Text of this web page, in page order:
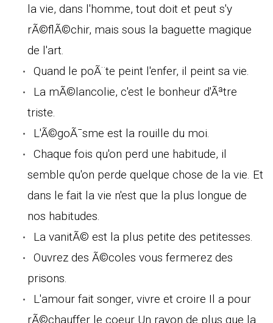
la vie, dans l'homme, tout doit et peut s'y
rÃ©flÃ©chir, mais sous la baguette magique
de l'art.
Quand le poÃ¨te peint l'enfer, il peint sa vie.
La mÃ©lancolie, c'est le bonheur d'Ãªtre
triste.
L'Ã©goÃ¯sme est la rouille du moi.
Chaque fois qu'on perd une habitude, il
semble qu'on perde quelque chose de la vie. Et
dans le fait la vie n'est que la plus longue de
nos habitudes.
La vanitÃ© est la plus petite des petitesses.
Ouvrez des Ã©coles vous fermerez des
prisons.
L'amour fait songer, vivre et croire Il a pour
rÃ©chauffer le coeur Un rayon de plus que la